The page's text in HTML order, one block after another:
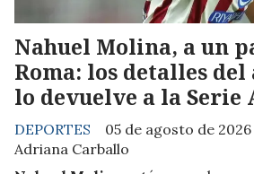
Nahuel Molina, a un
Roma: los detalles del
lo devuelve a la Serie
Adriana Carballo
DEPORTES 05 de agosto de 2026